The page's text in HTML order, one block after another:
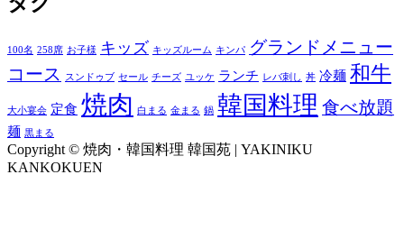
100名 258席 お子様 キッズ キッズルーム キンパ グランドメニュー
コース
スンドゥブ セール チーズ ユッケ ランチ レバ刺し 丼 冷麺 和牛
大小宴会 定食 焼肉 白まる 金まる 鍋 韓国料理 食べ放題
麺 黒まる
Copyright © 焼肉・韓国料理 韓国苑 | YAKINIKU
KANKOKUEN